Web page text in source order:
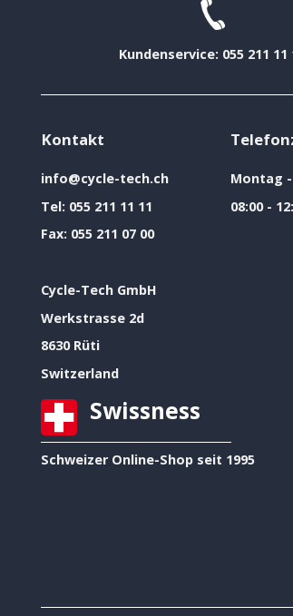
Kundenservice: 055 211 11
Kontakt
info@cycle-tech.ch
Tel: 055 211 11 11
Fax: 055 211 07 00
Cycle-Tech GmbH
Werkstrasse 2d
8630 Rüti
Switzerland
Montag
08:00 -
Swissness
Schweizer Online-Shop seit 1995